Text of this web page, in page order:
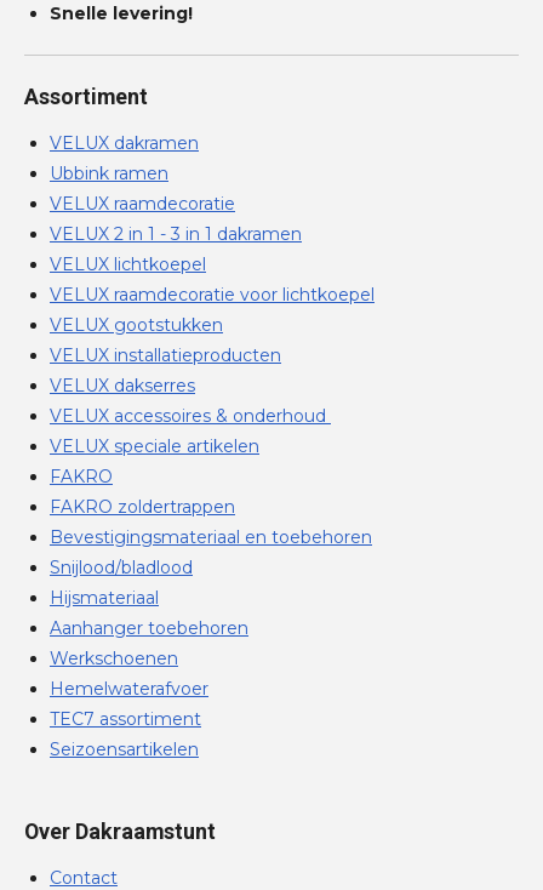
Snelle levering!
Assortiment
VELUX dakramen
Ubbink ramen
VELUX raamdecoratie
VELUX 2 in 1 - 3 in 1 dakramen
VELUX lichtkoepel
VELUX raamdecoratie voor lichtkoepel
VELUX gootstukken
VELUX installatieproducten
VELUX dakserres
VELUX accessoires & onderhoud
VELUX speciale artikelen
FAKRO
FAKRO zoldertrappen
Bevestigingsmateriaal en toebehoren
Snijlood/bladlood
Hijsmateriaal
Aanhanger toebehoren
Werkschoenen
Hemelwaterafvoer
TEC7 assortiment
Seizoensartikelen
Over Dakraamstunt
Contact